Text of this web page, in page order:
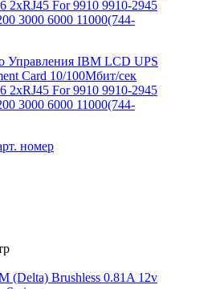
Управления IBM LCD UPS
Card 10/100Мбит/сек
2xRJ45 For 9910 9910-2945
3000 6000 11000(744-
номер